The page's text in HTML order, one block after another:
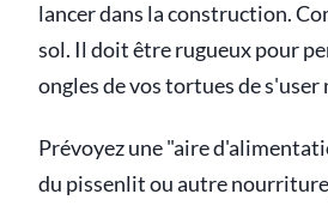
lancer dans la construction.
sol. Il doit être rugueux pour
ongles de vos tortues de
Prévoyez une "aire
du pissenlit ou autre nourriture